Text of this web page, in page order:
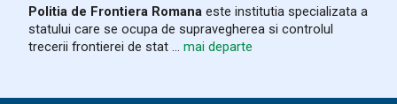
Politia de Frontiera Romana este institutia specializata a
statului care se ocupa de supravegherea si controlul
trecerii frontierei de stat ... mai departe